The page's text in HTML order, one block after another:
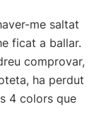
me saltat
ficat a ballar.
comprovar,
ha perdut
4 colors que